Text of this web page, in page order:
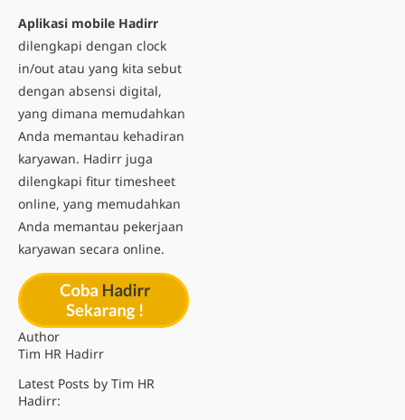
Aplikasi mobile Hadirr
dilengkapi dengan clock
in/out atau yang kita sebut
dengan absensi digital,
yang dimana memudahkan
Anda memantau kehadiran
karyawan. Hadirr juga
dilengkapi fitur timesheet
online, yang memudahkan
Anda memantau pekerjaan
karyawan secara online.
Author
Tim HR Hadirr
Latest Posts by Tim HR
Hadirr: